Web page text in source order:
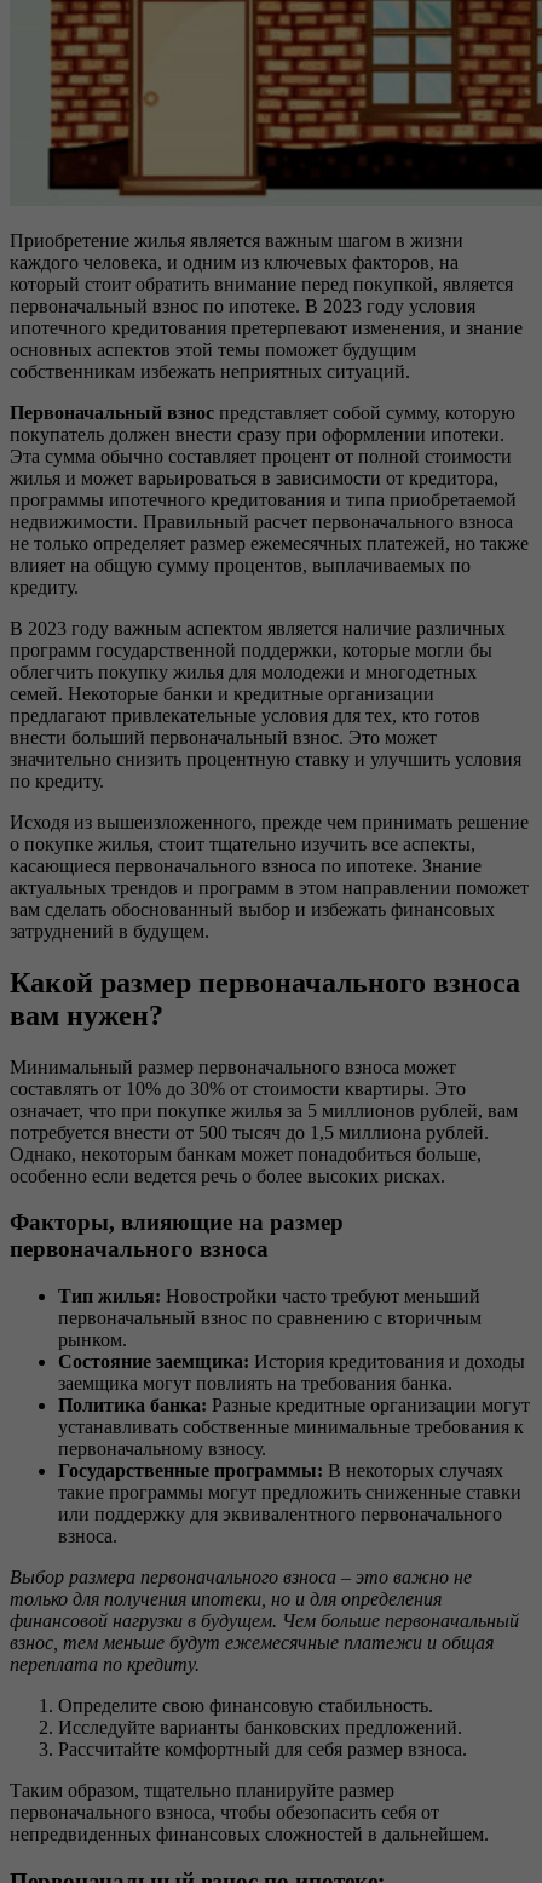
Приобретение жилья является важным шагом в жизни
каждого человека, и одним из ключевых факторов, на
который стоит обратить внимание перед покупкой, является
первоначальный взнос по ипотеке. В 2023 году условия
ипотечного кредитования претерпевают изменения, и знание
основных аспектов этой темы поможет будущим
собственникам избежать неприятных ситуаций.
Первоначальный взнос представляет собой сумму, которую
покупатель должен внести сразу при оформлении ипотеки.
Эта сумма обычно составляет процент от полной стоимости
жилья и может варьироваться в зависимости от кредитора,
программы ипотечного кредитования и типа приобретаемой
недвижимости. Правильный расчет первоначального взноса
не только определяет размер ежемесячных платежей, но также
влияет на общую сумму процентов, выплачиваемых по
кредиту.
В 2023 году важным аспектом является наличие различных
программ государственной поддержки, которые могли бы
облегчить покупку жилья для молодежи и многодетных
семей. Некоторые банки и кредитные организации
предлагают привлекательные условия для тех, кто готов
внести больший первоначальный взнос. Это может
значительно снизить процентную ставку и улучшить условия
по кредиту.
Исходя из вышеизложенного, прежде чем принимать решение
о покупке жилья, стоит тщательно изучить все аспекты,
касающиеся первоначального взноса по ипотеке. Знание
актуальных трендов и программ в этом направлении поможет
вам сделать обоснованный выбор и избежать финансовых
затруднений в будущем.
Какой размер первоначального взноса
вам нужен?
Минимальный размер первоначального взноса может
составлять от 10% до 30% от стоимости квартиры. Это
означает, что при покупке жилья за 5 миллионов рублей, вам
потребуется внести от 500 тысяч до 1,5 миллиона рублей.
Однако, некоторым банкам может понадобиться больше,
особенно если ведется речь о более высоких рисках.
Факторы, влияющие на размер
первоначального взноса
Тип жилья: Новостройки часто требуют меньший
первоначальный взнос по сравнению с вторичным
рынком.
Состояние заемщика: История кредитования и доходы
заемщика могут повлиять на требования банка.
Политика банка: Разные кредитные организации могут
устанавливать собственные минимальные требования к
первоначальному взносу.
Государственные программы: В некоторых случаях
такие программы могут предложить сниженные ставки
или поддержку для эквивалентного первоначального
взноса.
Выбор размера первоначального взноса – это важно не
только для получения ипотеки, но и для определения
финансовой нагрузки в будущем. Чем больше первоначальный
взнос, тем меньше будут ежемесячные платежи и общая
переплата по кредиту.
Определите свою финансовую стабильность.
Исследуйте варианты банковских предложений.
Рассчитайте комфортный для себя размер взноса.
Таким образом, тщательно планируйте размер
первоначального взноса, чтобы обезопасить себя от
непредвиденных финансовых сложностей в дальнейшем.